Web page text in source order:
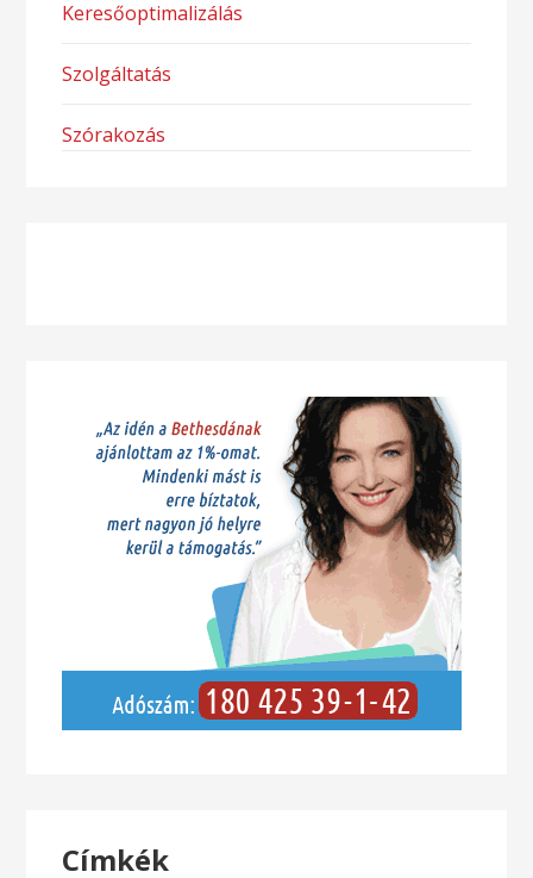
Keresőoptimalizálás
Szolgáltatás
Szórakozás
Címkék